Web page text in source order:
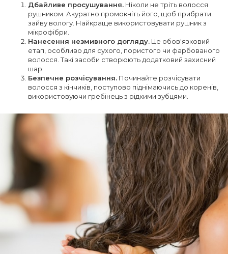
Дбайливе просушування. Ніколи не тріть волосся
рушником. Акуратно промокніть його, щоб прибрати
зайву вологу. Найкраще використовувати рушник з
мікрофібри.
Нанесення незмивного догляду. Це обов'язковий
етап, особливо для сухого, пористого чи фарбованого
волосся. Такі засоби створюють додатковий захисний
шар.
Безпечне розчісування. Починайте розчісувати
волосся з кінчиків, поступово піднімаючись до коренів,
використовуючи гребінець з рідкими зубцями.